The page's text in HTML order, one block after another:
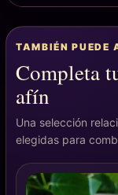
TAMBIÉN PUEDE
Completa
afín
Una selección
elegidas para